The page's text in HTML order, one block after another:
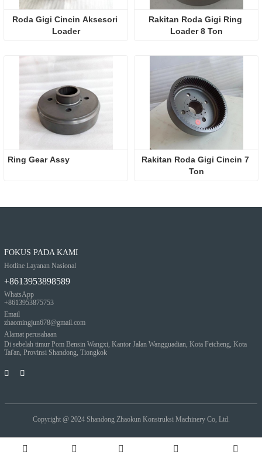
Roda Gigi Cincin Aksesori
Loader
Rakitan Roda Gigi Ring
Loader 8 Ton
Ring Gear Assy
Rakitan Roda Gigi Cincin 7
Ton
FOKUS PADA KAMI
Hotline Layanan Nasional
+8613953898589
WhatsApp
+8613953875753
Email
zhaomingjun678@gmail.com
Alamat perusahaan
Di sebelah timur Pom Bensin Wangxi, Kantor Jalan Wangguadian, Kota Feicheng, Kota
Tai'an, Provinsi Shandong, Tiongkok
Copyright @ 2024 Shandong Zhaokun Konstruksi Machinery Co, Ltd.